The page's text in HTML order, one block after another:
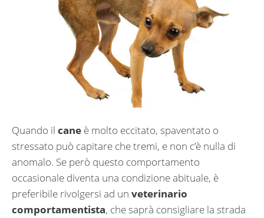
Quando il cane è molto eccitato, spaventato o
stressato può capitare che tremi, e non c’è nulla di
anomalo. Se però questo comportamento
occasionale diventa una condizione abituale, è
preferibile rivolgersi ad un veterinario
comportamentista, che saprà consigliare la strada